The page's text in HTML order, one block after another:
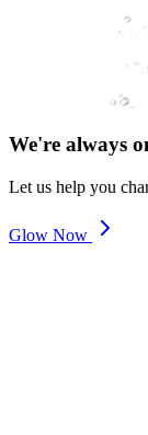
We're always
Let us help you
Glow Now